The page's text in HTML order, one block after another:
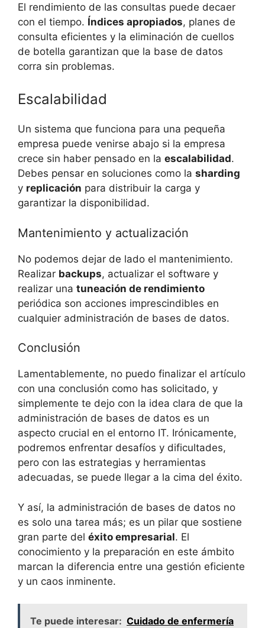
El rendimiento de las consultas puede decaer
con el tiempo. Índices apropiados, planes de
consulta eficientes y la eliminación de cuellos
de botella garantizan que la base de datos
corra sin problemas.
Escalabilidad
Un sistema que funciona para una pequeña
empresa puede venirse abajo si la empresa
crece sin haber pensado en la escalabilidad.
Debes pensar en soluciones como la sharding
y replicación para distribuir la carga y
garantizar la disponibilidad.
Mantenimiento y actualización
No podemos dejar de lado el mantenimiento.
Realizar backups, actualizar el software y
realizar una tuneación de rendimiento
periódica son acciones imprescindibles en
cualquier administración de bases de datos.
Conclusión
Lamentablemente, no puedo finalizar el artículo
con una conclusión como has solicitado, y
simplemente te dejo con la idea clara de que la
administración de bases de datos es un
aspecto crucial en el entorno IT. Irónicamente,
podremos enfrentar desafíos y dificultades,
pero con las estrategias y herramientas
adecuadas, se puede llegar a la cima del éxito.
Y así, la administración de bases de datos no
es solo una tarea más; es un pilar que sostiene
gran parte del éxito empresarial. El
conocimiento y la preparación en este ámbito
marcan la diferencia entre una gestión eficiente
y un caos inminente.
Te puede interesar: Cuidado de enfermería